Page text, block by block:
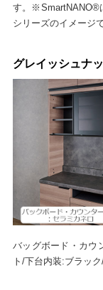
す。※SmartNANO®
シリーズのイメージで
グレイッシュナ
バッグボード・カウ
ト/下台内装:ブラッ